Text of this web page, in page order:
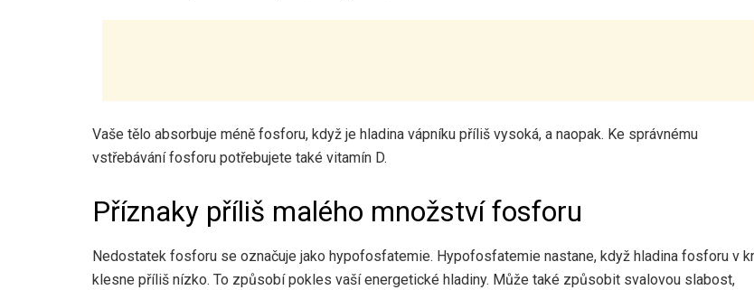
Vaše tělo absorbuje méně fosforu, když je hladina vápníku příliš vysoká, a naopak. Ke správnému
vstřebávání fosforu potřebujete také vitamín D.
Příznaky příliš malého množství fosforu
Nedostatek fosforu se označuje jako hypofosfatemie. Hypofosfatemie nastane, když hladina fosforu v
klesne příliš nízko. To způsobí pokles vaší energetické hladiny. Může také způsobit svalovou slabost,